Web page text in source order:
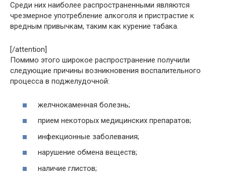
Среди них наиболее распространенными являются
чрезмерное употребление алкоголя и пристрастие к
вредным привычкам, таким как курение табака.
[/attention]
Помимо этого широкое распространение получили
следующие причины возникновения воспалительного
процесса в поджелудочной:
желчнокаменная болезнь;
прием некоторых медицинских препаратов;
инфекционные заболевания;
нарушение обмена веществ;
наличие глистов;